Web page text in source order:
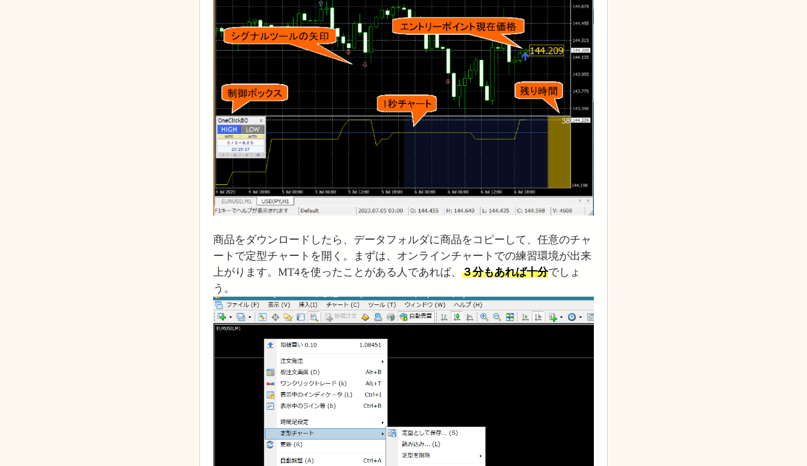
商品をダウンロードしたら、データフォルダに商品をコピーして、任意のチャ
ートで定型チャートを開く。まずは、オンラインチャートでの練習環境が出来
上がります。MT4を使ったことがある人であれば、３分もあれば十分でしょ
う。